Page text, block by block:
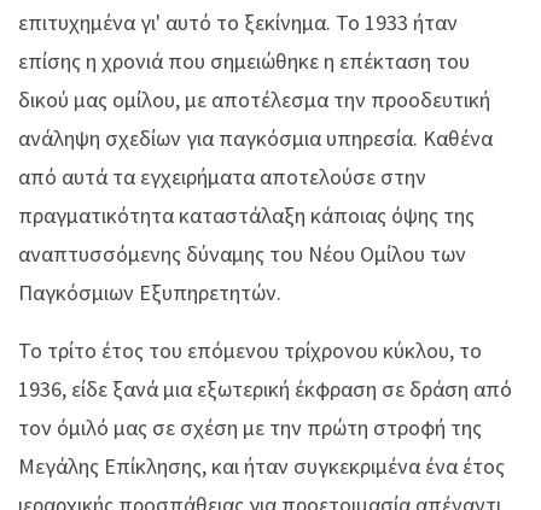
επιτυχημένα γι' αυτό το ξεκίνημα. Το 1933 ήταν
επίσης η χρονιά που σημειώθηκε η επέκταση του
δικού μας ομίλου, με αποτέλεσμα την προοδευτική
ανάληψη σχεδίων για παγκόσμια υπηρεσία. Καθένα
από αυτά τα εγχειρήματα αποτελούσε στην
πραγματικότητα καταστάλαξη κάποιας όψης της
αναπτυσσόμενης δύναμης του Νέου Ομίλου των
Παγκόσμιων Εξυπηρετητών.
Το τρίτο έτος του επόμενου τρίχρονου κύκλου, το
1936, είδε ξανά μια εξωτερική έκφραση σε δράση από
τον όμιλό μας σε σχέση με την πρώτη στροφή της
Μεγάλης Επίκλησης, και ήταν συγκεκριμένα ένα έτος